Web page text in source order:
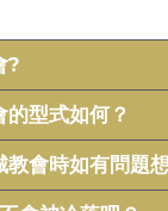
?
型式如何？
教會時如有問題